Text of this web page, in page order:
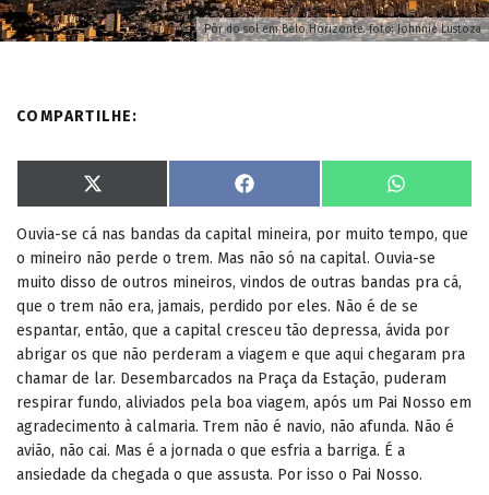
Pôr do sol em Belo Horizonte. foto: Johnnie Lustoza
COMPARTILHE:
S
h
r
e
o
n
X
(
w
i
t
t
e
r
)
S
h
r
e
o
n
F
a
e
b
o
o
k
S
h
r
e
o
n
W
h
t
s
A
p
Ouvia-se cá nas bandas da capital mineira, por muito tempo, que
o mineiro não perde o trem. Mas não só na capital. Ouvia-se
muito disso de outros mineiros, vindos de outras bandas pra cá,
que o trem não era, jamais, perdido por eles. Não é de se
espantar, então, que a capital cresceu tão depressa, ávida por
abrigar os que não perderam a viagem e que aqui chegaram pra
chamar de lar. Desembarcados na Praça da Estação, puderam
respirar fundo, aliviados pela boa viagem, após um Pai Nosso em
agradecimento à calmaria. Trem não é navio, não afunda. Não é
avião, não cai. Mas é a jornada o que esfria a barriga. É a
ansiedade da chegada o que assusta. Por isso o Pai Nosso.